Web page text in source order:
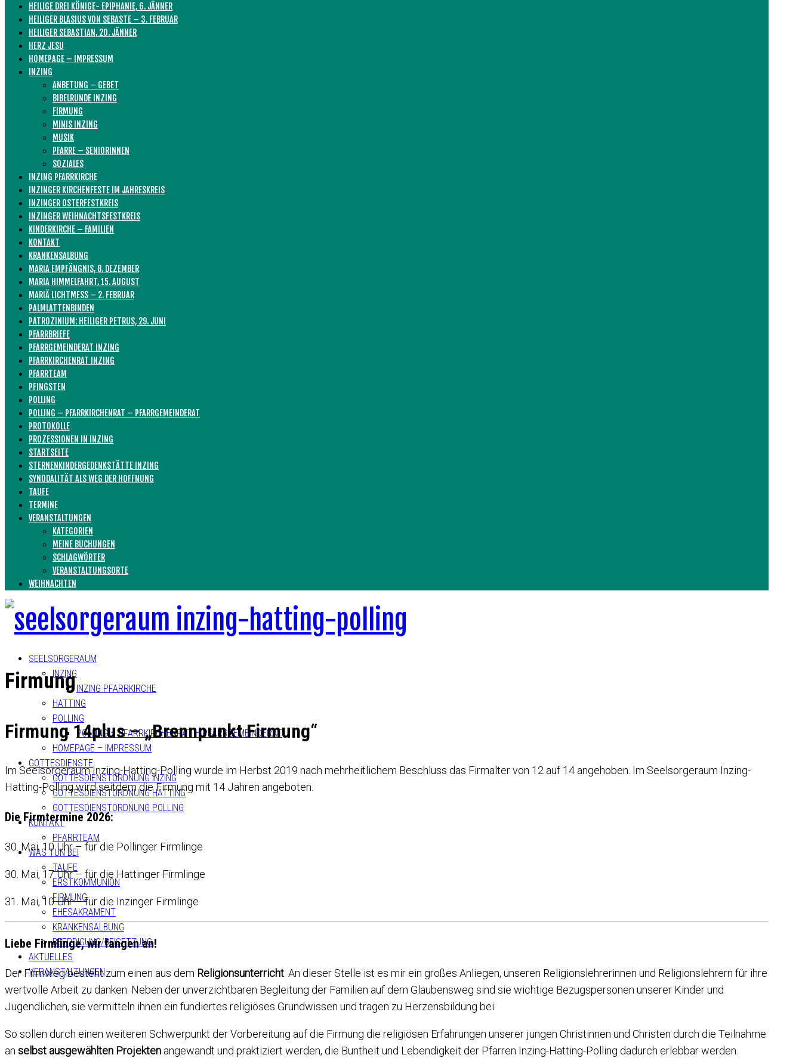
HEILIGE DREI KÖNIGE- EPIPHANIE, 6. JÄNNER
HEILIGER BLASIUS VON SEBASTE – 3. FEBRUAR
HEILIGER SEBASTIAN, 20. JÄNNER
HERZ JESU
HOMEPAGE – IMPRESSUM
INZING
ANBETUNG – GEBET
BIBELRUNDE INZING
FIRMUNG
MINIS INZING
MUSIK
PFARRE – SENIORINNEN
SOZIALES
INZING PFARRKIRCHE
INZINGER KIRCHENFESTE IM JAHRESKREIS
INZINGER OSTERFESTKREIS
INZINGER WEIHNACHTSFESTKREIS
KINDERKIRCHE – FAMILIEN
KONTAKT
KRANKENSALBUNG
MARIA EMPFÄNGNIS, 8. DEZEMBER
MARIA HIMMELFAHRT, 15. AUGUST
MARIÄ LICHTMESS – 2. FEBRUAR
PALMLATTENBINDEN
PATROZINIUM: HEILIGER PETRUS, 29. JUNI
PFARRBRIEFE
PFARRGEMEINDERAT INZING
PFARRKIRCHENRAT INZING
PFARRTEAM
PFINGSTEN
POLLING
POLLING – PFARRKIRCHENRAT – PFARRGEMEINDERAT
PROTOKOLLE
PROZESSIONEN IN INZING
STARTSEITE
STERNENKINDERGEDENKSTÄTTE INZING
SYNODALITÄT ALS WEG DER HOFFNUNG
TAUFE
TERMINE
VERANSTALTUNGEN
KATEGORIEN
MEINE BUCHUNGEN
SCHLAGWÖRTER
VERANSTALTUNGSORTE
WEIHNACHTEN
SEELSORGERAUM
INZING
INZING PFARRKIRCHE
HATTING
POLLING
POLLING – PFARRKIRCHENRAT – PFARRGEMEINDERAT
HOMEPAGE – IMPRESSUM
GOTTESDIENSTE
GOTTESDIENSTORDNUNG INZING
GOTTESDIENSTORDNUNG HATTING
GOTTESDIENSTORDNUNG POLLING
KONTAKT
PFARRTEAM
WAS TUN BEI
TAUFE
ERSTKOMMUNION
FIRMUNG
EHESAKRAMENT
KRANKENSALBUNG
BEERDIGUNG/BEISETZUNG
AKTUELLES
VERANSTALTUNGEN
Firmung
Firmung 14plus – „Brennpunkt Firmung“
Im Seelsorgeraum Inzing-Hatting-Polling wurde im Herbst 2019 nach mehrheitlichem Beschluss das Firmalter von 12 auf 14 angehoben. Im Seelsorgeraum Inzing-
Hatting-Polling wird seitdem die Firmung mit 14 Jahren angeboten.
Die Firmtermine 2026:
30. Mai, 10 Uhr – für die Pollinger Firmlinge
30. Mai, 17 Uhr – für die Hattinger Firmlinge
31. Mai, 10 Uhr – für die Inzinger Firmlinge
Liebe Firmlinge, wir fangen an!
Der Firmweg besteht zum einen aus dem Religionsunterricht. An dieser Stelle ist es mir ein großes Anliegen, unseren Religionslehrerinnen und Religionslehrern für ihre
wertvolle Arbeit zu danken. Neben der unverzichtbaren Begleitung der Familien auf dem Glaubensweg sind sie wichtige Bezugspersonen unserer Kinder und
Jugendlichen, sie vermitteln ihnen ein fundiertes religiöses Grundwissen und tragen zu Herzensbildung bei.
So sollen durch einen weiteren Schwerpunkt der Vorbereitung auf die Firmung die religiösen Erfahrungen unserer jungen Christinnen und Christen durch die Teilnahme
an selbst ausgewählten Projekten angewandt und praktiziert werden, die Buntheit und Lebendigkeit der Pfarren Inzing-Hatting-Polling dadurch erlebbar werden.